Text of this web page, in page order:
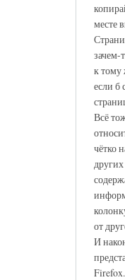
месте
зачем-
к тому
если б
Всё
чётко
от
И
Firefox.